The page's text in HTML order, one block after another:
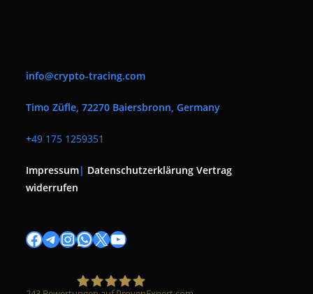
info@crypto-tracing.com
Timo Züfle, 72270 Baiersbronn, Germany
+49 175 1259351
Impressum| Datenschutzerklärung Vertrag
widerrufen
Facebook
Telegram
Instagram
WhatsApp
X YouTube